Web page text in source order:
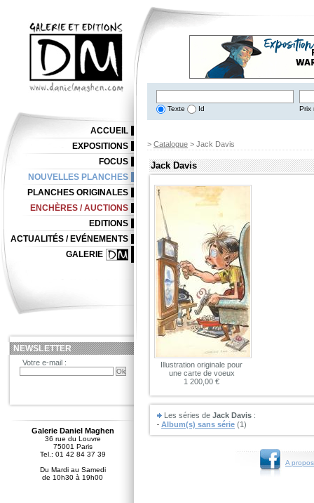
Texte Id Prix
> Catalogue > Jack Davis
Jack Davis
Illustration originale pour
une carte de voeux
1 200,00 €
Les séries de Jack Davis :
Album(s) sans série (1)
A
ACCUEIL
EXPOSITIONS
FOCUS
NOUVELLES PLANCHES
PLANCHES ORIGINALES
ENCHÈRES / AUCTIONS
EDITIONS
ACTUALITÉS / EVÉNEMENTS
GALERIE
NEWSLETTER
Votre e-mail :
Galerie Daniel Maghen
36 rue du Louvre
75001 Paris
Tel.: 01 42 84 37 39
Du Mardi au Samedi
de 10h30 à 19h00